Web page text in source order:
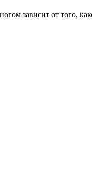
зависит от того,